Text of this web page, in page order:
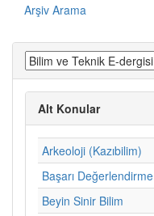
Arşiv Arama
Alt Konular
Arkeoloji (Kazıbilim)
Başarı Değerlendirme
Beyin Sinir Bilim